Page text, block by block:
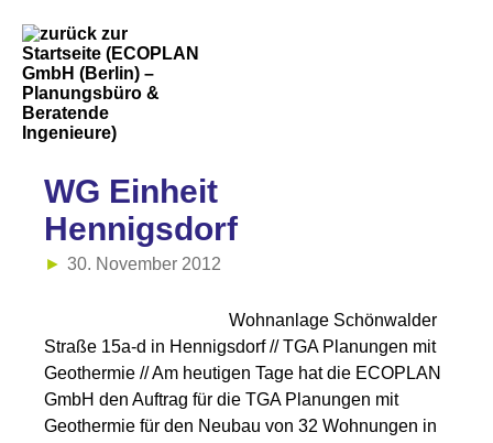
WG Einheit
Hennigsdorf
30. November 2012
Wohnanlage Schönwalder
Straße 15a-d in Hennigsdorf // TGA Planungen mit
Geothermie // Am heutigen Tage hat die ECOPLAN
GmbH den Auftrag für die TGA Planungen mit
Geothermie für den Neubau von 32 Wohnungen in